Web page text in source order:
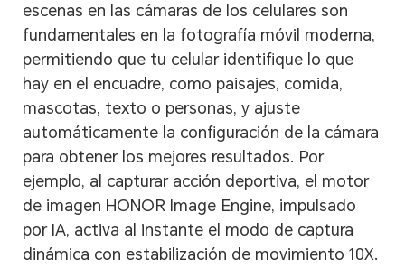
escenas en las cámaras de los celulares son
fundamentales en la fotografía móvil moderna,
permitiendo que tu celular identifique lo que
hay en el encuadre, como paisajes, comida,
mascotas, texto o personas, y ajuste
automáticamente la configuración de la cámara
para obtener los mejores resultados. Por
ejemplo, al capturar acción deportiva, el motor
de imagen HONOR Image Engine, impulsado
por IA, activa al instante el modo de captura
dinámica con estabilización de movimiento 10X.